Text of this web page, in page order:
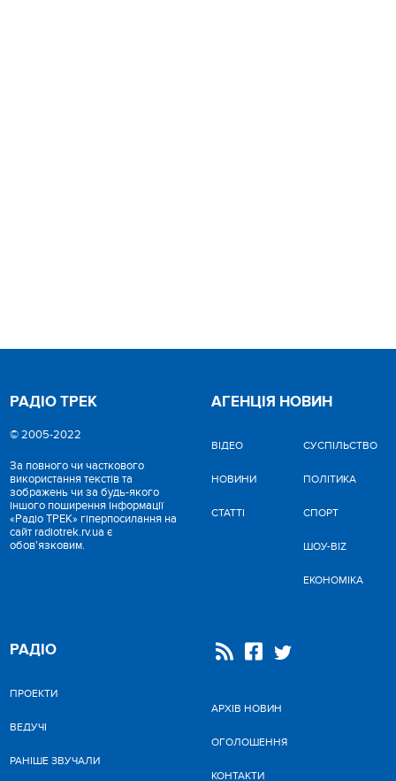
РАДІО ТРЕК
© 2005-2022
За повного чи часткового
використання текстів та
зображень чи за будь-якого
іншого поширення інформації
«Радіо ТРЕК» гіперпосилання на
сайт radiotrek.rv.ua є
обов'язковим.
АГЕНЦІЯ НОВИН
ВІДЕО
НОВИНИ
СТАТТІ
CУСПІЛЬСТВО
ПОЛІТИКА
СПОРТ
ШОУ-BIZ
ЕКОНОМІКА
РАДІО
ПРОЕКТИ
ВЕДУЧІ
РАНІШЕ ЗВУЧАЛИ
АРХІВ НОВИН
ОГОЛОШЕННЯ
КОНТАКТИ